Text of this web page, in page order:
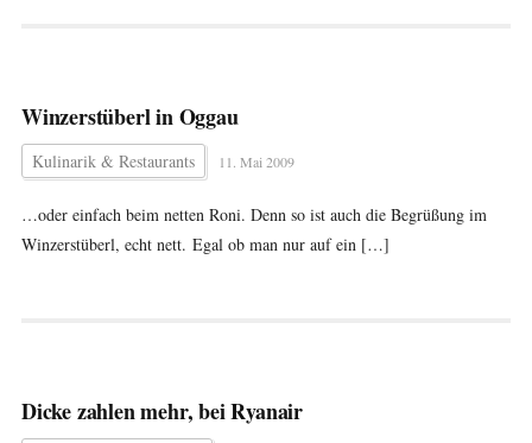
Winzerstüberl in Oggau
Kulinarik & Restaurants 11. Mai 2009
…oder einfach beim netten Roni. Denn so ist auch die Begrüßung im
Winzerstüberl, echt nett. Egal ob man nur auf ein […]
Dicke zahlen mehr, bei Ryanair